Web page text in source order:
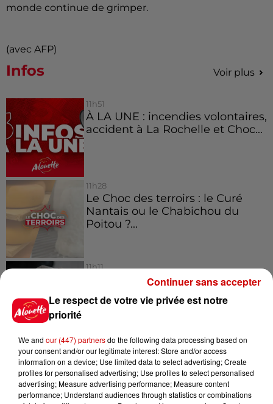
monde continue de grimper.
(avec AFP)
Infos Voir plus
11h51
À LA UNE : incendies volontaires,
accident à La Rochelle et Choc...
11h28
Le Choc des terroirs : le Curé
Nantais ou le Chabichou du
Poitou ?...
11h11
Face aux aboiements de chiens
l’Ouest...
10h32
"Nous sommes passés à côté
d'un drame" : une voiture chute
sur la...
Le respect de votre vie privée est notre
priorité
We and our (447) partnersdo the following data processing based on
your consent and/or our legitimate interest: Store and/or access
information on a device; Use limited data to select advertising; Create
profiles for personalised advertising; Use profiles to select personalised
advertising; Measure advertising performance; Measure content
performance; Understand audiences through statistics or combinations
Continuer sans accepter